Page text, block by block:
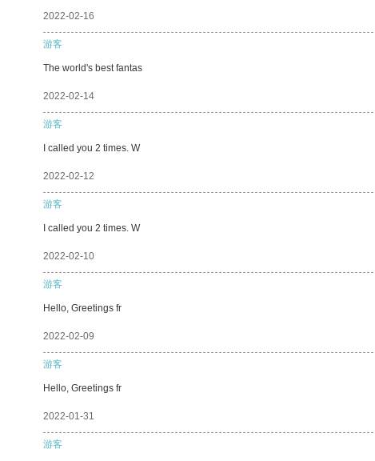
2022-02-16
游客
The world's best fantas
2022-02-14
游客
I called you 2 times. W
2022-02-12
游客
I called you 2 times. W
2022-02-10
游客
Hello, Greetings fr
2022-02-09
游客
Hello, Greetings fr
2022-01-31
游客